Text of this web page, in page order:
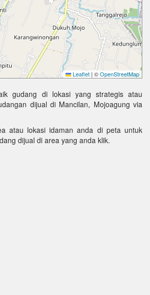
Leaflet | ©OpenStreetMap
gudang di lokasi yang strategis atau
dijual di Mancilan, Mojoagung via
atau lokasi idaman anda di peta untuk
dijual di area yang anda klik.